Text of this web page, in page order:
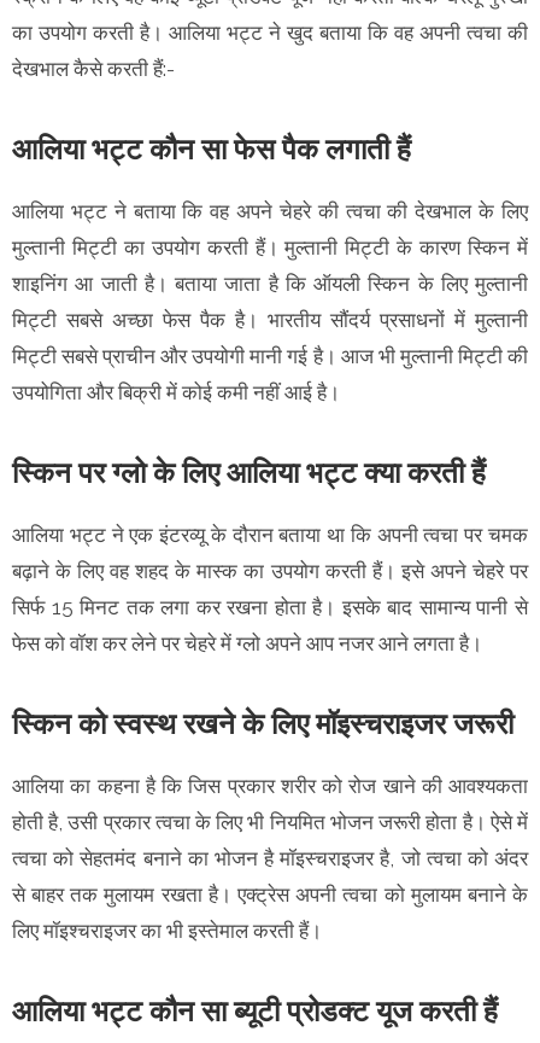
का उपयोग करती है। आलिया भट्ट ने खुद बताया कि वह अपनी त्वचा की
देखभाल कैसे करती हैं:-
आलिया भट्ट कौन सा फेस पैक लगाती हैं
आलिया भट्ट ने बताया कि वह अपने चेहरे की त्वचा की देखभाल के लिए
मुल्तानी मिट्टी का उपयोग करती हैं। मुल्तानी मिट्टी के कारण स्किन में
शाइनिंग आ जाती है। बताया जाता है कि ऑयली स्किन के लिए मुल्तानी
मिट्टी सबसे अच्छा फेस पैक है। भारतीय सौंदर्य प्रसाधनों में मुल्तानी
मिट्टी सबसे प्राचीन और उपयोगी मानी गई है। आज भी मुल्तानी मिट्टी की
उपयोगिता और बिक्री में कोई कमी नहीं आई है।
स्किन पर ग्लो के लिए आलिया भट्ट क्या करती हैं
आलिया भट्ट ने एक इंटरव्यू के दौरान बताया था कि अपनी त्वचा पर चमक
बढ़ाने के लिए वह शहद के मास्क का उपयोग करती हैं। इसे अपने चेहरे पर
सिर्फ 15 मिनट तक लगा कर रखना होता है। इसके बाद सामान्य पानी से
फेस को वॉश कर लेने पर चेहरे में ग्लो अपने आप नजर आने लगता है।
स्किन को स्वस्थ रखने के लिए मॉइस्चराइजर जरूरी
आलिया का कहना है कि जिस प्रकार शरीर को रोज खाने की आवश्यकता
होती है, उसी प्रकार त्वचा के लिए भी नियमित भोजन जरूरी होता है। ऐसे में
त्वचा को सेहतमंद बनाने का भोजन है मॉइस्चराइजर है, जो त्वचा को अंदर
से बाहर तक मुलायम रखता है। एक्ट्रेस अपनी त्वचा को मुलायम बनाने के
लिए मॉइश्चराइजर का भी इस्तेमाल करती हैं।
आलिया भट्ट कौन सा ब्यूटी प्रोडक्ट यूज करती हैं